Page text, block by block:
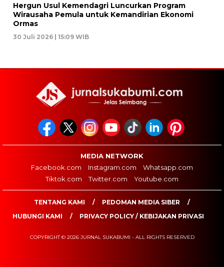
Hergun Usul Kemendagri Luncurkan Program
Wirausaha Pemula untuk Kemandirian Ekonomi
Ormas
30 Juli 2026 | 15:09 WIB
MEDIA NETWORK
Facebook.com
Instagram.com
Whatsapp.com
Tiktok.com
Twitter.com Youtube.com
TENTANG KAMI
PEDOMAN MEDIA SIBER
HUBUNGI KAMI
PRIVACY POLICY / KEBIJAKAN PRIVASI
COPYRIGHT © 2026 JURNAL SUKABUMI - ALL RIGHTS RESERVED